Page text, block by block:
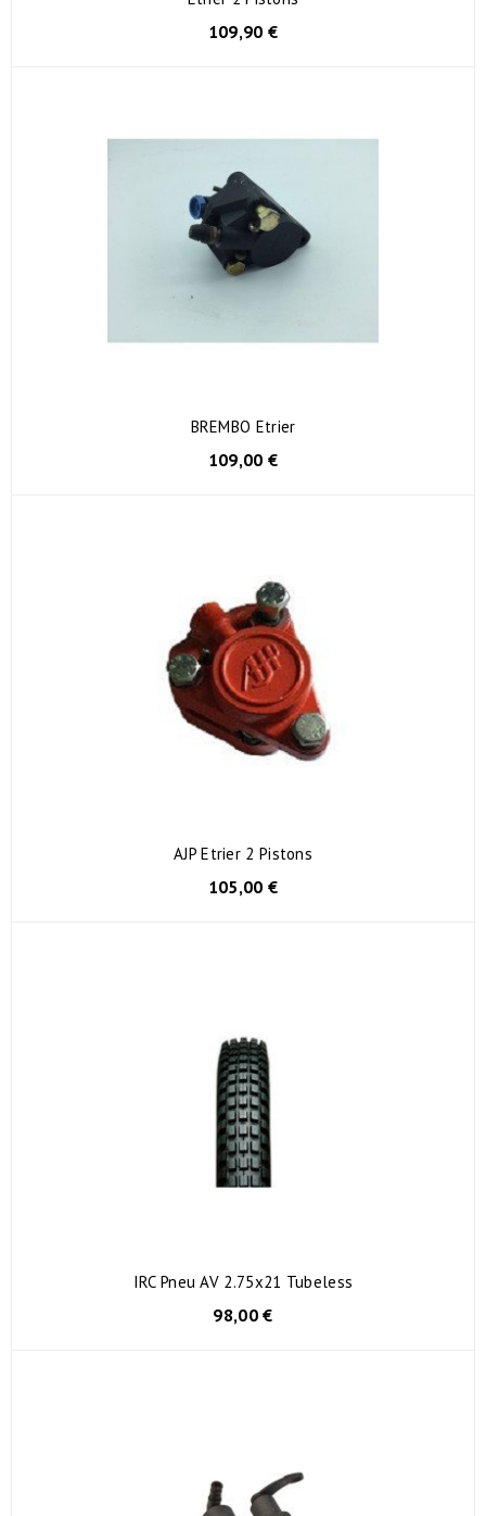
109,90 €
BREMBO Etrier
109,00 €
AJP Etrier 2 Pistons
105,00 €
IRC Pneu AV 2.75x21 Tubeless
98,00 €